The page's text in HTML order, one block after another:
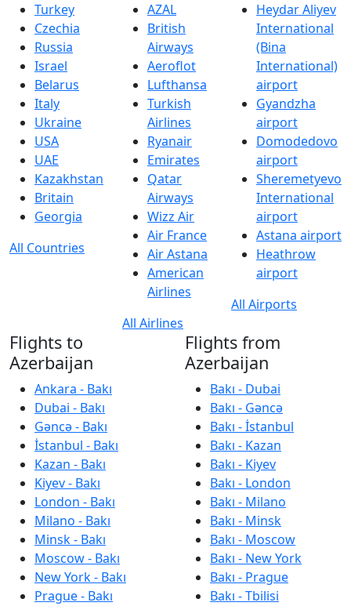
Turkey
Czechia
Russia
Israel
Belarus
Italy
Ukraine
USA
UAE
Kazakhstan
Britain
Georgia
All Countries
AZAL
British
Airways
Aeroflot
Lufthansa
Turkish
Airlines
Ryanair
Emirates
Qatar
Airways
Wizz Air
Air France
Air Astana
American
Airlines
All Airlines
Heydar Aliyev
International
(Bina
International)
airport
Gyandzha
airport
Domodedovo
airport
Sheremetyevo
International
airport
Astana airport
Heathrow
airport
All Airports
Flights to
Azerbaijan
Ankara - Bakı
Dubai - Bakı
Gəncə - Bakı
İstanbul - Bakı
Kazan - Bakı
Kiyev - Bakı
London - Bakı
Milano - Bakı
Minsk - Bakı
Moscow - Bakı
New York - Bakı
Prague - Bakı
Flights from
Azerbaijan
Bakı - Dubai
Bakı - Gəncə
Bakı - İstanbul
Bakı - Kazan
Bakı - Kiyev
Bakı - London
Bakı - Milano
Bakı - Minsk
Bakı - Moscow
Bakı - New York
Bakı - Prague
Bakı - Tbilisi